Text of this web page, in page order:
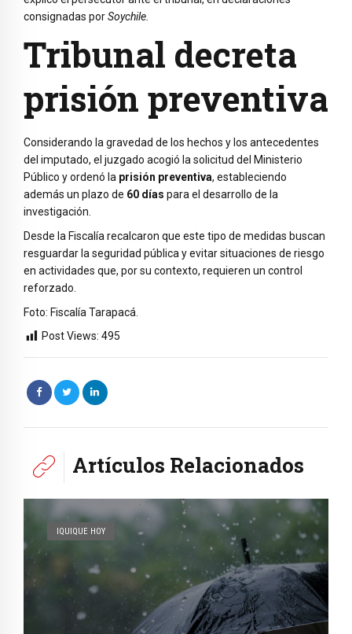
consignadas porSoychile.
Tribunal decreta
prisión preventiva
Considerando la gravedad de los hechos y los antecedentes
del imputado, el juzgado acogió la solicitud del Ministerio
Público y ordenó la prisión preventiva, estableciendo
además un plazo de 60 días para el desarrollo de la
investigación.
Desde la Fiscalía recalcaron que este tipo de medidas buscan
resguardar la seguridad pública y evitar situaciones de riesgo
en actividades que, por su contexto, requieren un control
reforzado.
Foto: Fiscalía Tarapacá.
Post Views: 495
Artículos Relacionados
IQUIQUE HOY